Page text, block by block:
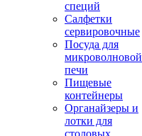
специй
Салфетки
сервировочные
Посуда для
микроволновой
печи
Пищевые
контейнеры
Органайзеры и
лотки для
столовых